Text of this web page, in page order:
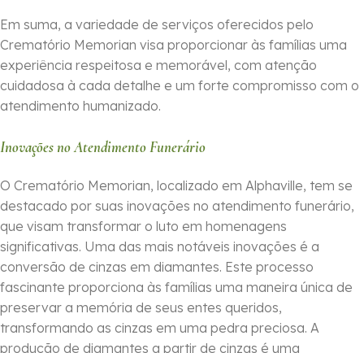
Em suma, a variedade de serviços oferecidos pelo
Crematório Memorian visa proporcionar às famílias uma
experiência respeitosa e memorável, com atenção
cuidadosa à cada detalhe e um forte compromisso com o
atendimento humanizado.
Inovações no Atendimento Funerário
O Crematório Memorian, localizado em Alphaville, tem se
destacado por suas inovações no atendimento funerário,
que visam transformar o luto em homenagens
significativas. Uma das mais notáveis inovações é a
conversão de cinzas em diamantes. Este processo
fascinante proporciona às famílias uma maneira única de
preservar a memória de seus entes queridos,
transformando as cinzas em uma pedra preciosa. A
produção de diamantes a partir de cinzas é uma